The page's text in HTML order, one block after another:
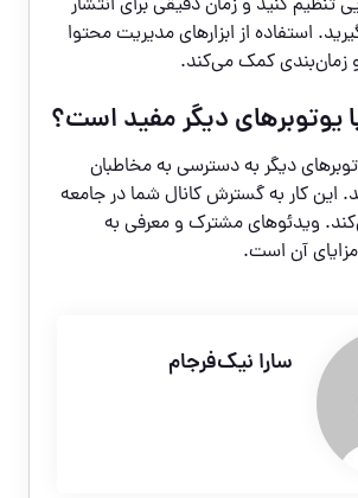
استفاده از ابزارهای مدیریت محتوا
و زمان‌بندی کمک می‌کند.
یوتوبرهای دیگر مفید است؟
دیگر به دسترسی به مخاطبان
کار به گسترش کانال شما در جامعه
ویدئوهای مشترک و معرفی به
مزایای آن است.
سارا نیک‌فرجام